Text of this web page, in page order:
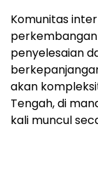
Komunitas
penyelesaian
akan
Tengah, di
kali muncul